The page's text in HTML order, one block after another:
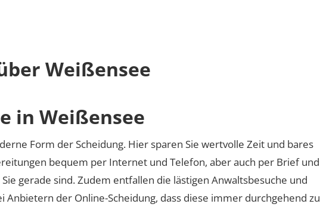
Weißensee
in Weißensee
Form der Scheidung. Hier sparen Sie wertvolle Zeit und bares
bequem per Internet und Telefon, aber auch per Brief und
Sie gerade sind. Zudem entfallen die lästigen Anwaltsbesuche und
Anbietern der Online-Scheidung, dass diese immer durchgehend zu